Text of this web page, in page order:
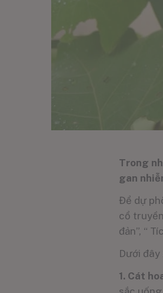
Trong
gan
Để dự
cổ
đản”, “
Dưới
1. Cát